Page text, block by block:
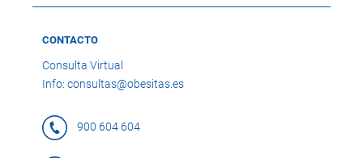
CONTACTO
Consulta Virtual
Info: consultas@obesitas.es
900 604 604